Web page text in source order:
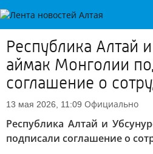
Республика Алтай
аймак Монголии
соглашение о
13 мая 2026, 11:09 Официально
Республика Алтай и
подписали соглашение о